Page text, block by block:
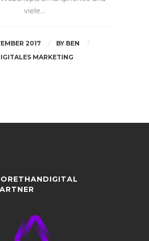
viele…
2017 BYBEN
MARKETING